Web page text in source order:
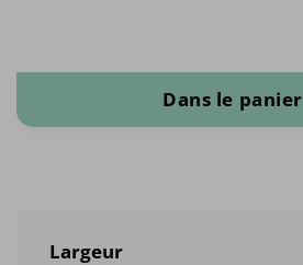
Dans le panier
Largeur